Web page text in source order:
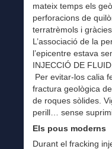
mateix temps els
perforacions de
terratrèmols i
L’associació de la
l’epicentre estava
INJECCIÓ DE
Per evitar-los calia
fractura geològica
de roques sòlides.
perill… sense
Els pous moderns
Durant el fracking